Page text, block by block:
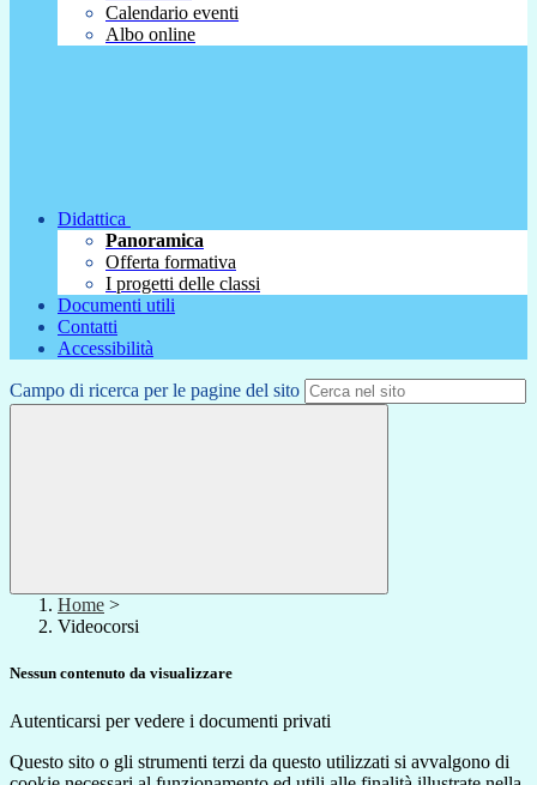
Calendario eventi
Albo online
Didattica
Panoramica
Offerta formativa
I progetti delle classi
Documenti utili
Contatti
Accessibilità
Campo di ricerca per le pagine del sito
Home >
Videocorsi
Nessun contenuto da visualizzare
Autenticarsi per vedere i documenti privati
Questo sito o gli strumenti terzi da questo utilizzati si avvalgono di